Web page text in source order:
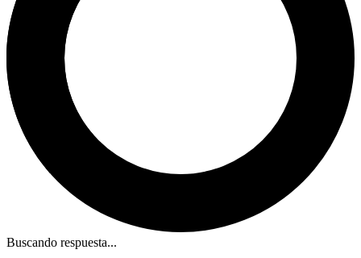
Buscando respuesta...